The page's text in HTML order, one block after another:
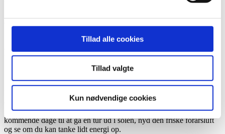
Tillad alle cookies
Tillad valgte
Kun nødvendige cookies
klinikken er lukket. Og vi har fundet meget! Det ligger alt sammen i
Efter påske vil vi sætte yderligere fokus på det, du kan gøre, mens
du venter – og vi vil give dig konkrete tips og tricks til ting, du selv
kan gøre, eller lære at gøre, uden at du skal ud og bruge penge på at
få professionel hjælp. Ting, der vil styrke dig og din virksomhed til
Vi håber, at du vil tage godt imod tilbuddet om at gøre noget, mens
du venter. Og så håber vi, at du trods alt får en rigtig dejlig påske
sammen med dine kære. Det tærer på kræfterne at vente, så benyt de
kommende dage til at gå en tur ud i solen, nyd den friske forårsluft
og se om du kan tanke lidt energi op.